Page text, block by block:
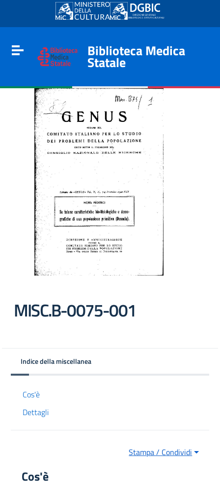
Go to content
Go to the navigation menu
Go to the footer
Toggle navigation
Biblioteca Medica
Statale
MISC.B-0075-001
Indice della miscellanea
Cos'è
Dettagli
Stampa / Condividi
Cos'è